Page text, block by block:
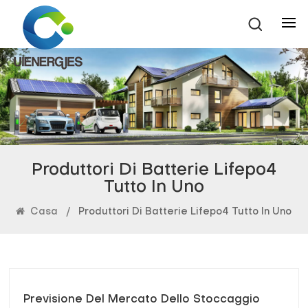
Produttori Di Batterie Lifepo4
Tutto In Uno
Casa / Produttori Di Batterie Lifepo4 Tutto In Uno
Previsione Del Mercato Dello Stoccaggio